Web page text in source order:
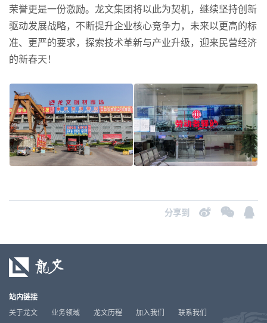
荣誉更是一份激励。龙文集团将以此为契机，继续坚持创新
驱动发展战略，不断提升企业核心竞争力，未来以更高的标
准、更严的要求，探索技术革新与产业升级，迎来民营经济
的新春天！
分享到
站内链接
关于龙文 业务领域 龙文历程 加入我们 联系我们